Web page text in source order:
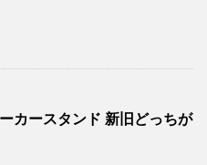
カースタンド 新旧どっちが